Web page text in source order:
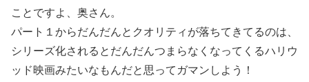
ことですよ、奥さん。
パート１からだんだんとクオリティが落ちてきてるのは、
シリーズ化されるとだんだんつまらなくなってくるハリウ
ッド映画みたいなもんだと思ってガマンしよう！